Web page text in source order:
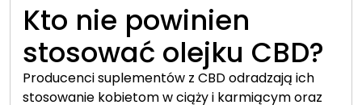
Kto nie powinien
stosować olejku CBD?
Producenci suplementów z CBD odradzają ich
stosowanie kobietom w ciąży i karmiącym oraz